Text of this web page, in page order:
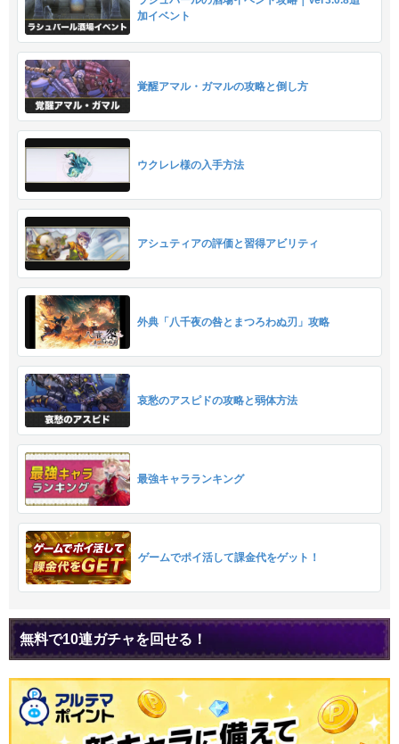
加イベント
覚醒アマル・ガマルの攻略と倒し方
ウクレレ様の入手方法
アシュティアの評価と習得アビリティ
外典「八千夜の咎とまつろわぬ刃」攻略
哀愁のアスピドの攻略と弱体方法
最強キャラランキング
ゲームでポイ活して課金代をゲット！
無料で10連ガチャを回せる！